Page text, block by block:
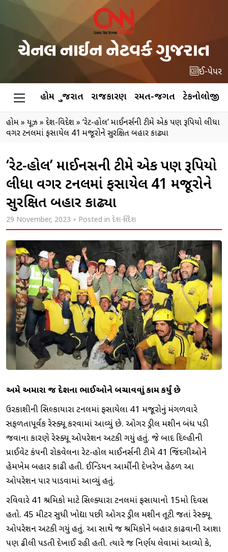
ઈ-પેપર
હોમ ગુજરાત રાજકારણ રમત-જગત ટેકનોલોજી
હોમ» ન્યૂઝ » દેશ-વિદેશ» ‘રેટ-હોલ’ માઈનર્સની ટીમે એક પણ રૂપિયો લીધા
વગર ટનલમાં ફસાયેલ 41 મજૂરોને સુરક્ષિત બહાર કાઢ્યા
‘રેટ-હોલ’ માઈનર્સની ટીમે એક પણ રૂપિયો
લીધા વગર ટનલમાં ફસાયેલ 41 મજૂરોને
સુરક્ષિત બહાર કાઢ્યા
29 November, 2023 Posted in દેશ-વિદેશ
અમે અમારા જ દેશના ભાઈઓને બચાવવાનું કામ કર્યું છે
ઉત્તરકાશીની સિલ્કાયારા ટનલમાં ફસાયેલા 41 મજૂરોનું મંગળવારે
સફળતાપૂર્વક રેસ્ક્યૂ કરવામાં આવ્યું છે. ઓગર ડ્રીલ મશીન બંધ પડી
જવાના કારણે રેસ્ક્યૂ ઓપરેશન અટકી ગયું હતું. જે બાદ દિલ્હીની
પ્રાઈવેટ કંપની રોકવેલના રેટ-હોલ માઈનર્સની ટીમે 41 જિંદગીઓને
હેમખેમ બહાર કાઢી હતી. ઈન્ડિયન આર્મીની દેખરેખ હેઠળ આ
ઓપરેશન પાર પાડવામાં આવ્યું હતું.
રવિવારે 41 શ્રમિકો માટે સિલ્ક્યારા ટનલમાં ફસાયાનો 15મો દિવસ
હતો. 45 મીટર સુધી ખોદ્યા પછી ઓગર ડ્રીલ મશીન તૂટી જતાં રેસ્ક્યૂ
ઓપરેશન અટકી ગયું હતું. આ સાથે જ શ્રમિકોને બહાર કાઢવાની આશા
પણ ઢીલી પડતી દેખાઈ રહી હતી. ત્યારે જ નિર્ણય લેવામાં આવ્યો કે,